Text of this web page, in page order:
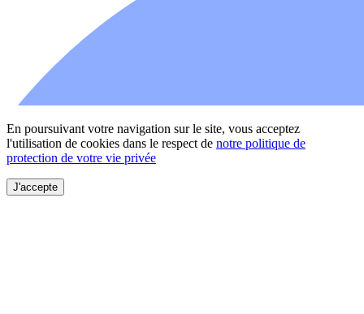
En poursuivant votre navigation sur le site, vous acceptez
l'utilisation de cookies dans le respect de notre politique de
protection de votre vie privée
J'accepte